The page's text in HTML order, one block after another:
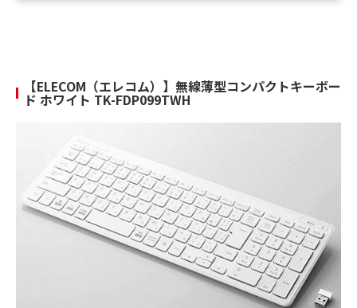
【ELECOM（エレコム）】無線薄型コンパクトキーボー
ド ホワイト TK-FDP099TWH